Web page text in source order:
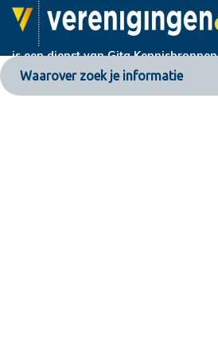
is een dienst vanGita Kennisbronnen